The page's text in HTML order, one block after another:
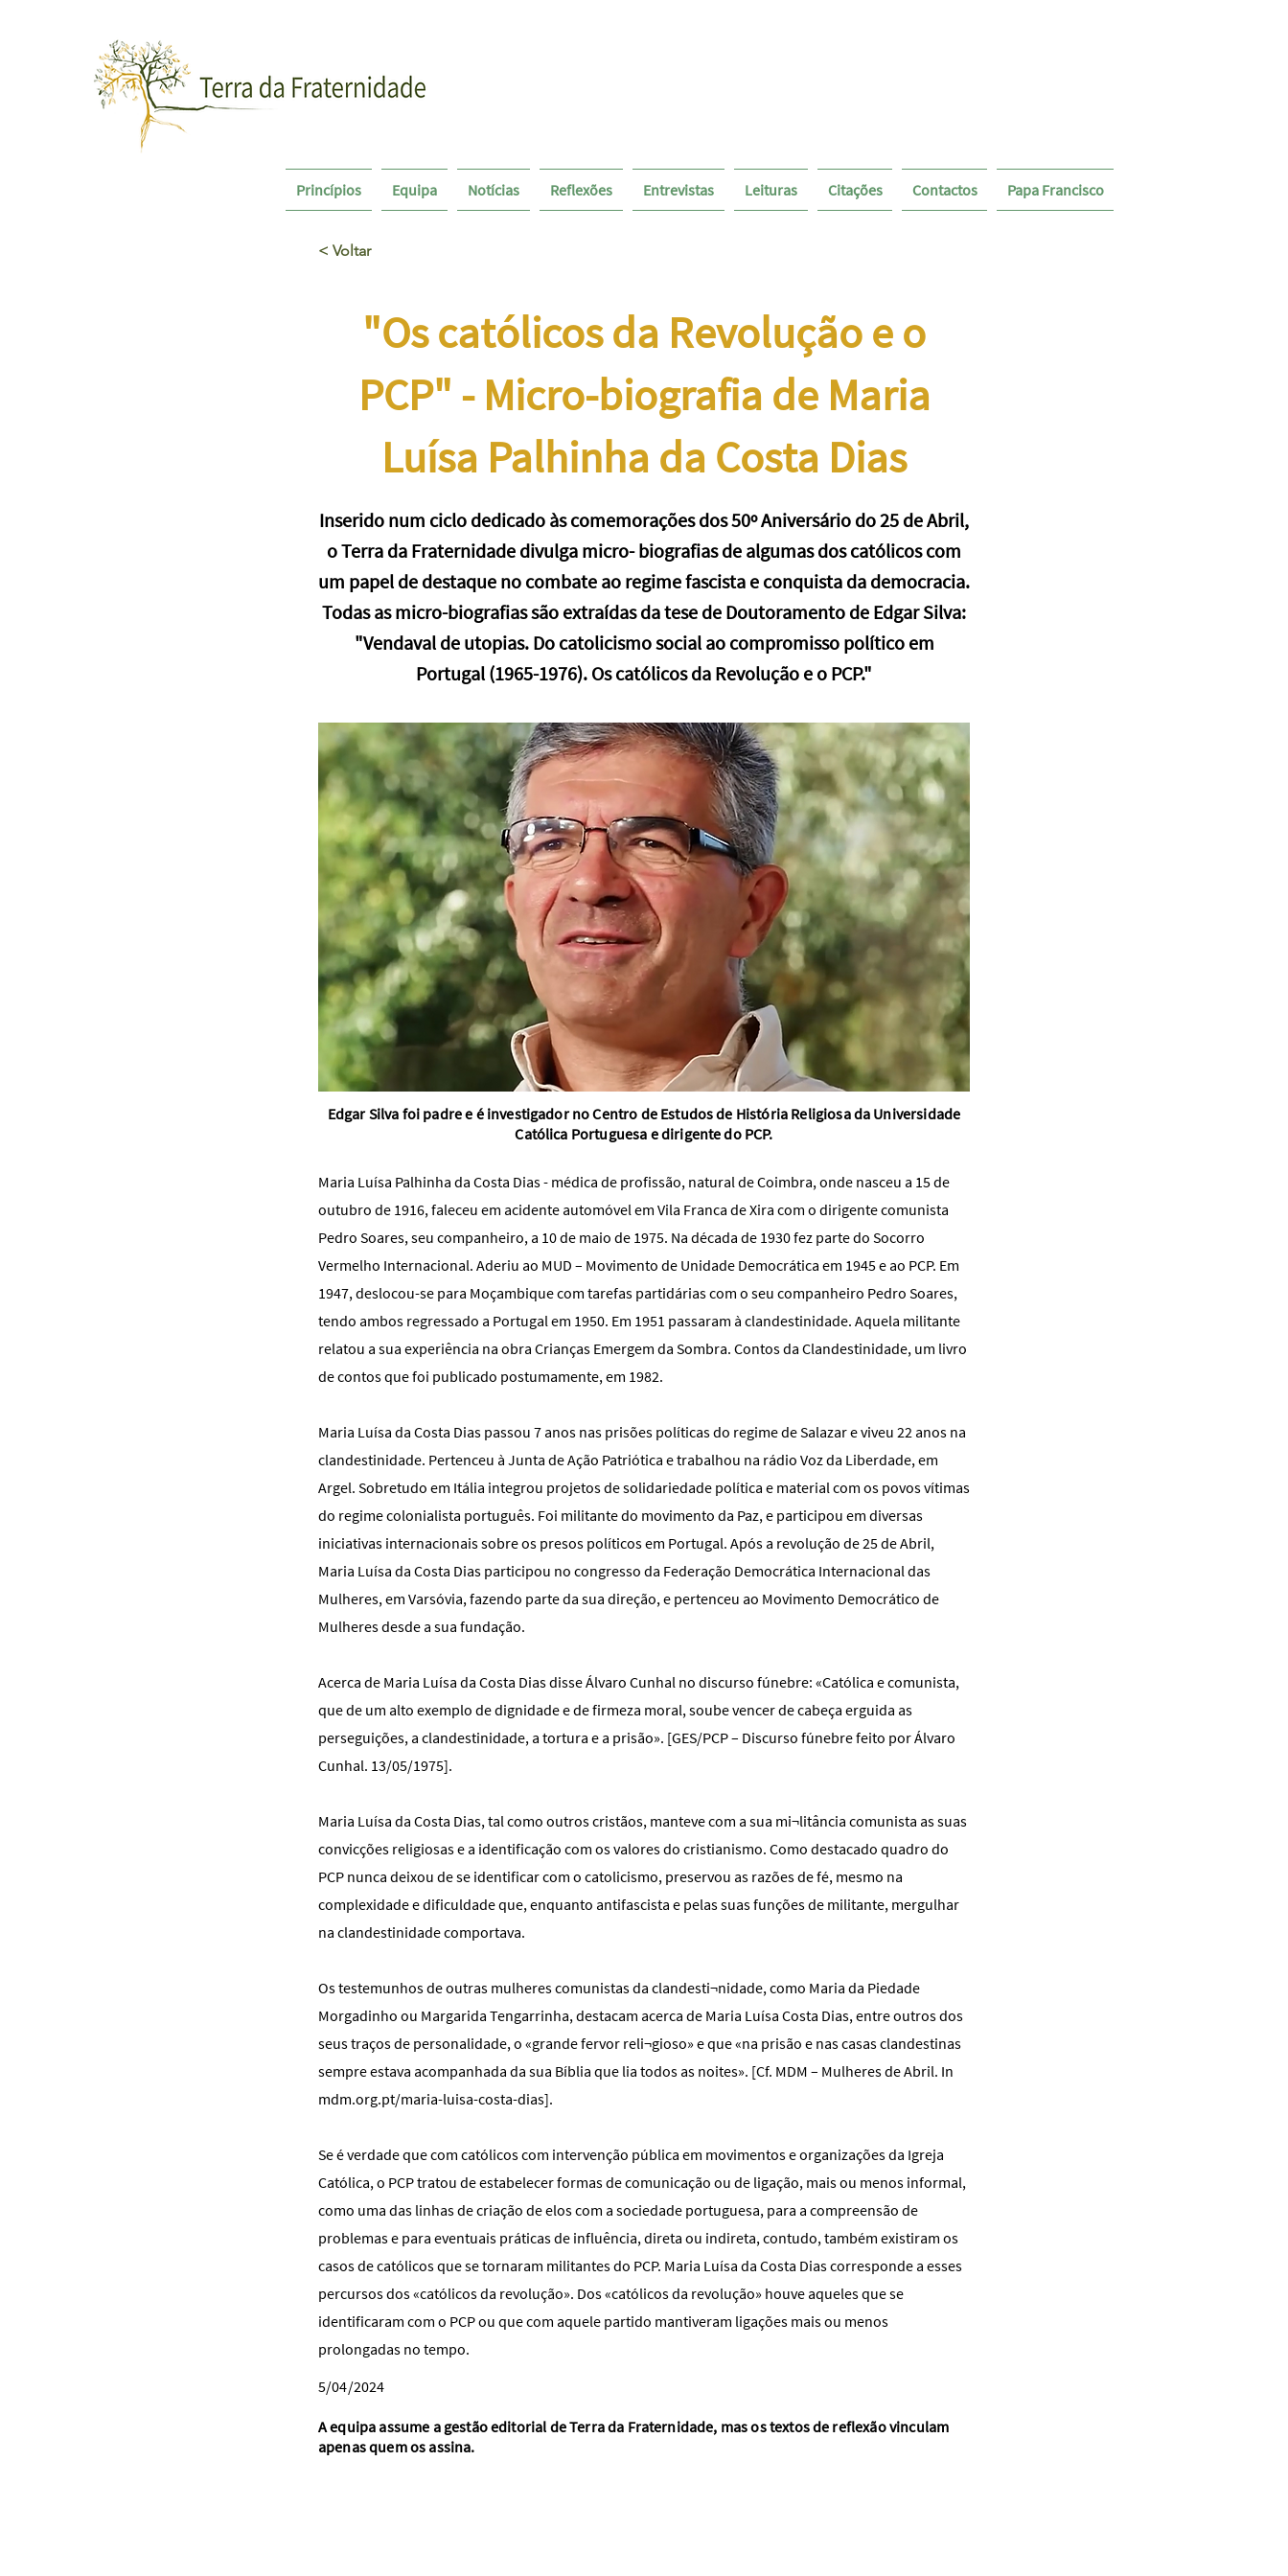
Princípios Equipa Notícias Reflexões Entrevistas Leituras Citações Contactos Papa Francisco
< Voltar
"Os católicos da Revolução e o
PCP" - Micro-biografia de Maria
Luísa Palhinha da Costa Dias
Inserido num ciclo dedicado às comemorações dos 50º Aniversário do 25 de Abril,
o Terra da Fraternidade divulga micro- biografias de algumas dos católicos com
um papel de destaque no combate ao regime fascista e conquista da democracia.
Todas as micro-biografias são extraídas da tese de Doutoramento de Edgar Silva:
"Vendaval de utopias. Do catolicismo social ao compromisso político em
Portugal (1965-1976). Os católicos da Revolução e o PCP."
Edgar Silva foi padre e é investigador no Centro de Estudos de História Religiosa da Universidade
Católica Portuguesa e dirigente do PCP.
Maria Luísa Palhinha da Costa Dias - médica de profissão, natural de Coimbra, onde nasceu a 15 de
outubro de 1916, faleceu em acidente automóvel em Vila Franca de Xira com o dirigente comunista
Pedro Soares, seu companheiro, a 10 de maio de 1975. Na década de 1930 fez parte do Socorro
Vermelho Internacional. Aderiu ao MUD – Movimento de Unidade Democrática em 1945 e ao PCP. Em
1947, deslocou-se para Moçambique com tarefas partidárias com o seu companheiro Pedro Soares,
tendo ambos regressado a Portugal em 1950. Em 1951 passaram à clandestinidade. Aquela militante
relatou a sua experiência na obra Crianças Emergem da Sombra. Contos da Clandestinidade, um livro
de contos que foi publicado postumamente, em 1982.
Maria Luísa da Costa Dias passou 7 anos nas prisões políticas do regime de Salazar e viveu 22 anos na
clandestinidade. Pertenceu à Junta de Ação Patriótica e trabalhou na rádio Voz da Liberdade, em
Argel. Sobretudo em Itália integrou projetos de solidariedade política e material com os povos vítimas
do regime colonialista português. Foi militante do movimento da Paz, e participou em diversas
iniciativas internacionais sobre os presos políticos em Portugal. Após a revolução de 25 de Abril,
Maria Luísa da Costa Dias participou no congresso da Federação Democrática Internacional das
Mulheres, em Varsóvia, fazendo parte da sua direção, e pertenceu ao Movimento Democrático de
Mulheres desde a sua fundação.
Acerca de Maria Luísa da Costa Dias disse Álvaro Cunhal no discurso fúnebre: «Católica e comunista,
que de um alto exemplo de dignidade e de firmeza moral, soube vencer de cabeça erguida as
perseguições, a clandestinidade, a tortura e a prisão». [GES/PCP – Discurso fúnebre feito por Álvaro
Cunhal. 13/05/1975].
Maria Luísa da Costa Dias, tal como outros cristãos, manteve com a sua mi¬litância comunista as suas
convicções religiosas e a identificação com os valores do cristianismo. Como destacado quadro do
PCP nunca deixou de se identificar com o catolicismo, preservou as razões de fé, mesmo na
complexidade e dificuldade que, enquanto antifascista e pelas suas funções de militante, mergulhar
na clandestinidade comportava.
Os testemunhos de outras mulheres comunistas da clandesti¬nidade, como Maria da Piedade
Morgadinho ou Margarida Tengarrinha, destacam acerca de Maria Luísa Costa Dias, entre outros dos
seus traços de personalidade, o «grande fervor reli¬gioso» e que «na prisão e nas casas clandestinas
sempre estava acompanhada da sua Bíblia que lia todos as noites». [Cf. MDM – Mulheres de Abril. In
mdm.org.pt/maria-luisa-costa-dias].
Se é verdade que com católicos com intervenção pública em movimentos e organizações da Igreja
Católica, o PCP tratou de estabelecer formas de comunicação ou de ligação, mais ou menos informal,
como uma das linhas de criação de elos com a sociedade portuguesa, para a compreensão de
problemas e para eventuais práticas de influência, direta ou indireta, contudo, também existiram os
casos de católicos que se tornaram militantes do PCP. Maria Luísa da Costa Dias corresponde a esses
percursos dos «católicos da revolução». Dos «católicos da revolução» houve aqueles que se
identificaram com o PCP ou que com aquele partido mantiveram ligações mais ou menos
prolongadas no tempo.
5/04/2024
A equipa assume a gestão editorial de Terra da Fraternidade, mas os textos de reflexão vinculam
apenas quem os assina.